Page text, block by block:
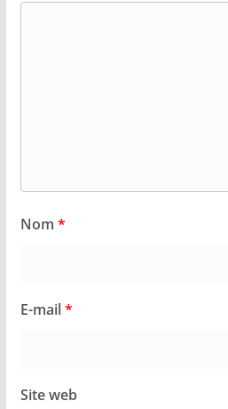
Nom *
E-mail*
Site web